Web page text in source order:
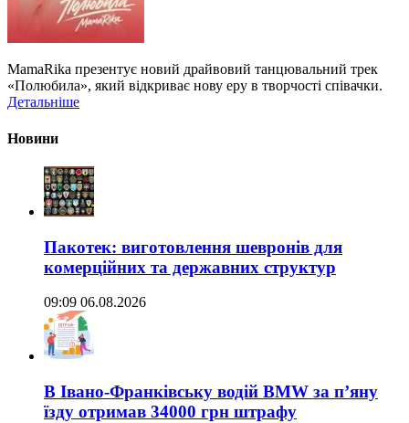
MamaRika презентує новий драйвовий танцювальний трек
«Полюбила», який відкриває нову еру в творчості співачки.
Детальніше
Новини
Пакотек: виготовлення шевронів для
комерційних та державних структур
09:09 06.08.2026
В Івано-Франківську водій BMW за п’яну
їзду отримав 34000 грн штрафу